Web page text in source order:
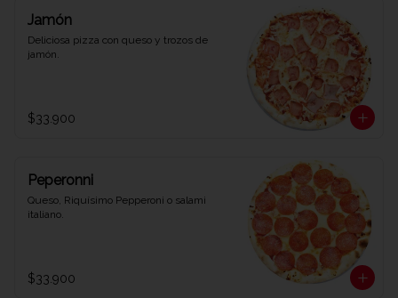
Jamón
Deliciosa pizza con queso y trozos de
jamón.
$33.900
Peperonni
Queso, Riquísimo Pepperoni o salami
italiano.
$33.900